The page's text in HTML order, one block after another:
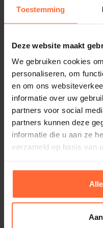
Toestemming
Deze website maakt
We gebruiken cookies
personaliseren, om
en om ons
informatie over uw
partners voor social
partners kunnen deze
informatie die u aan ze
verzameld op basis van
de kleur. Je
Plage en trap
Dit model is voorzien
kan worden gerelaxt,
inlooptrap van 60 cm
Dit ziet er niet alleen
biedt ook veel
Ruimte
deze trap ruimte
voldoende om het
Inspuiters
2
Verlichting
Hoogte waterlijn
ca. 143 cm (met
Afdekking
Geen, wel optioneel
Garantie
Plunge pool Trend
9.999,00